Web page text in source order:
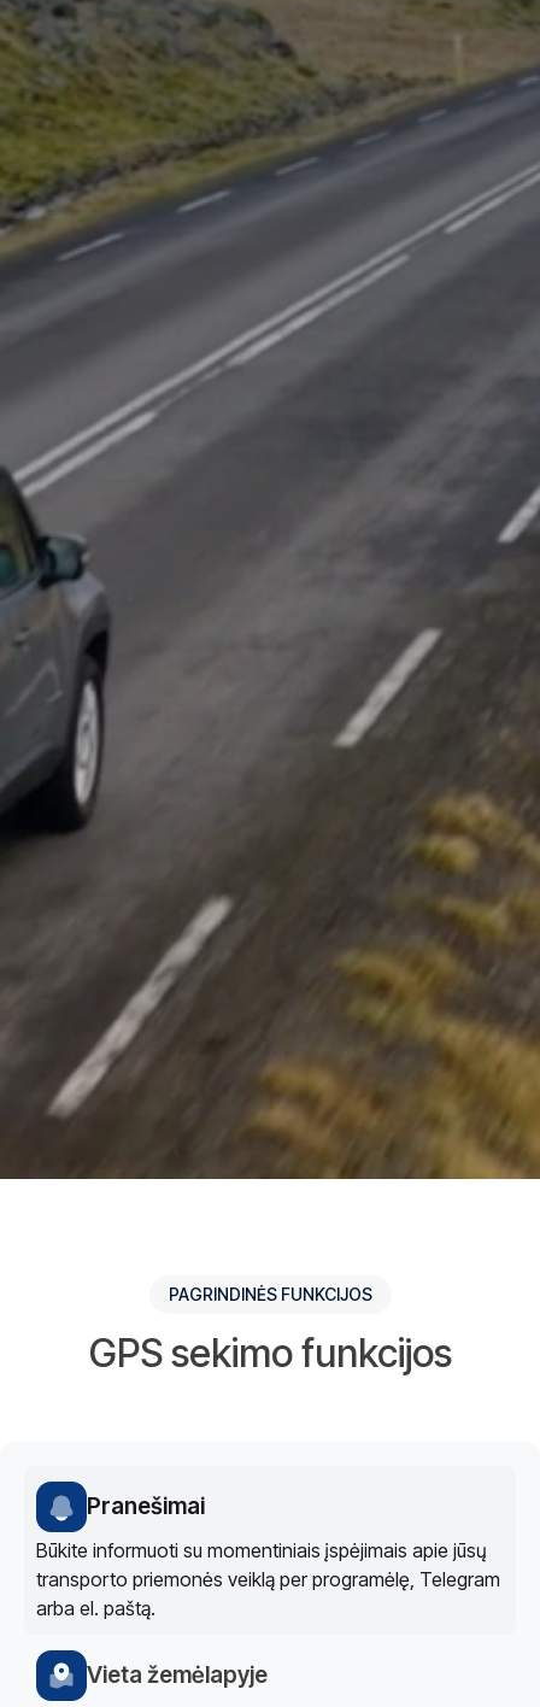
PAGRINDINĖS FUNKCIJOS
GPS sekimo funkcijos
Pranešimai
Būkite informuoti su momentiniais įspėjimais apie jūsų
transporto priemonės veiklą per programėlę, Telegram
arba el. paštą.
Vieta žemėlapyje